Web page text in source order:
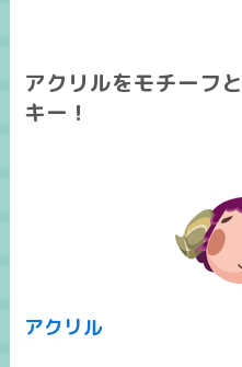
アクリルをモチーフ
キー！
アクリル